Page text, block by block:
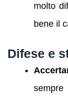
molto
bene il
Difese e